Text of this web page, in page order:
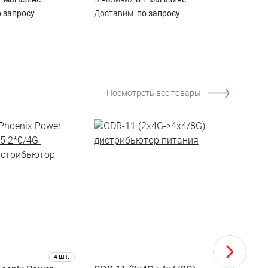
запросу
Доставим по запросу
Посмотреть все товары
4 ШТ.